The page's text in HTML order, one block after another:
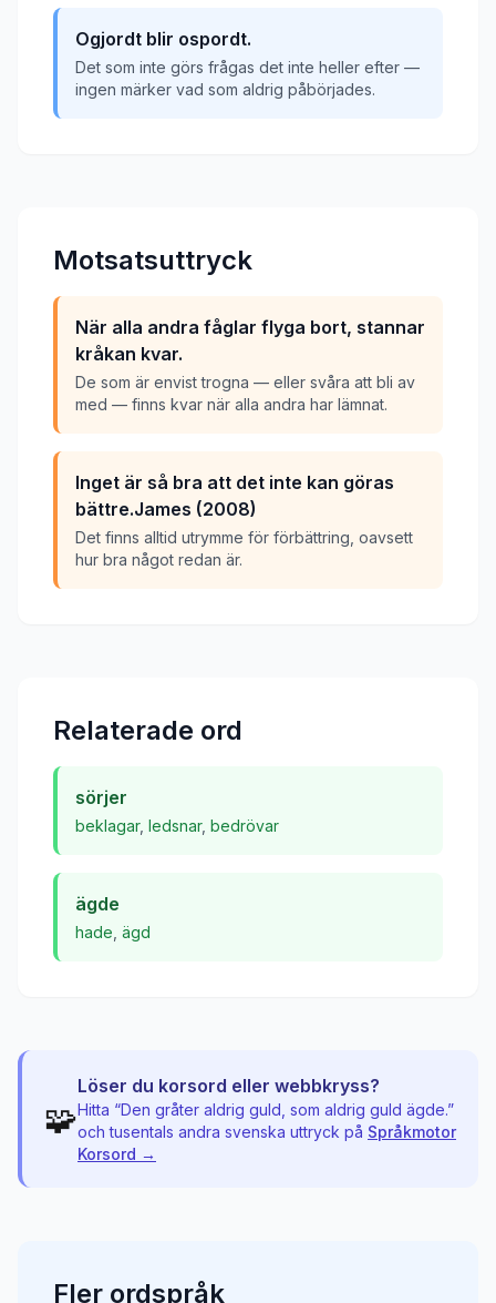
Ogjordt blir ospordt.
Det som inte görs frågas det inte heller efter —
ingen märker vad som aldrig påbörjades.
Motsatsuttryck
När alla andra fåglar flyga bort, stannar
kråkan kvar.
De som är envist trogna — eller svåra att bli av
med — finns kvar när alla andra har lämnat.
Inget är så bra att det inte kan göras
bättre.James (2008)
Det finns alltid utrymme för förbättring, oavsett
hur bra något redan är.
Relaterade ord
sörjer
beklagar, ledsnar, bedrövar
ägde
hade ägd
🧩
Löser du korsord eller webbkryss?
Hitta “Den gråter aldrig guld, som aldrig guld ägde.”
och tusentals andra svenska uttryck på Språkmotor
Korsord →
Fler ordspråk